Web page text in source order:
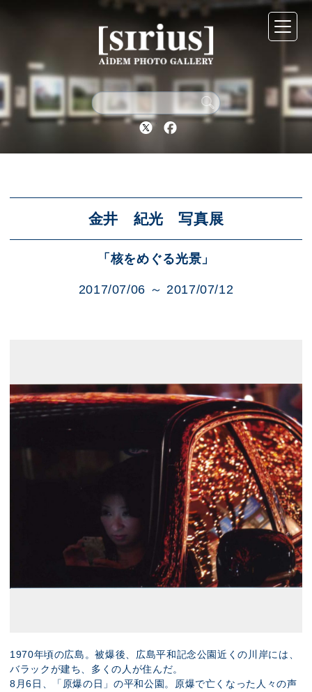
Twitter Facebook
金井 紀光 写真展
「核をめぐる光景」
2017/07/06 ～ 2017/07/12
1970年頃の広島。被爆後、広島平和記念公園近くの川岸には、
バラックが建ち、多くの人が住んだ。
8月6日、「原爆の日」の平和公園。原爆で亡くなった人々の声
シリウスについて
展示スケジュール